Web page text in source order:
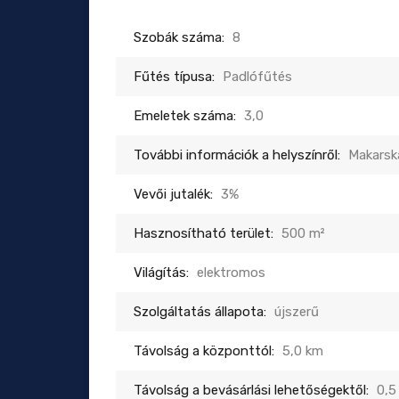
Szobák száma: 8
Fűtés típusa: Padlófűtés
Emeletek száma: 3,0
További információk a helyszínről:
Vevői jutalék: 3%
Hasznosítható terület: 500 m²
Világítás: elektromos
Szolgáltatás állapota: újszerű
Távolság a központtól: 5,0 km
Távolság a bevásárlási lehetőségektől: 0,5